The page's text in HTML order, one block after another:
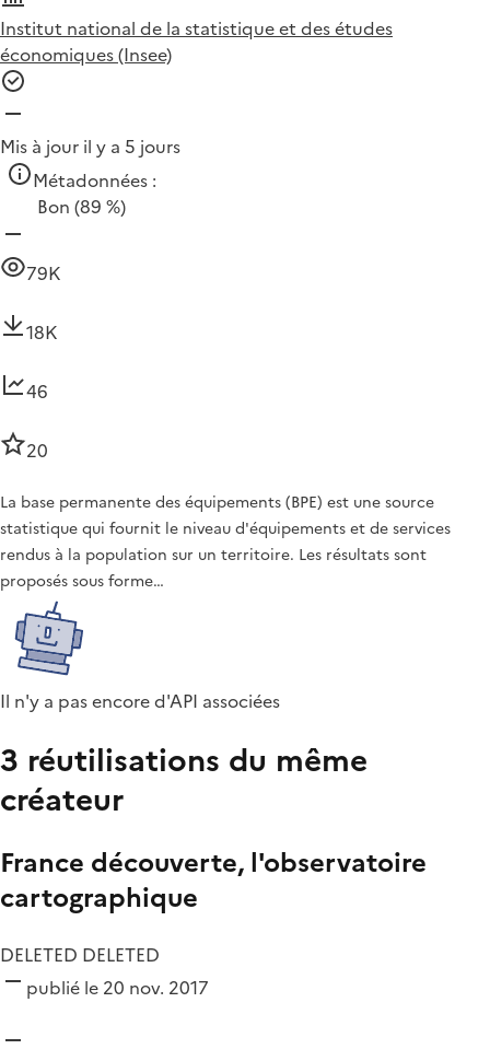
Institut national de la statistique et des études
économiques (Insee)
Mis à jour il y a 5 jours
Métadonnées :
Bon (89 %)
79K
18K
46
20
La base permanente des équipements (BPE) est une source
statistique qui fournit le niveau d'équipements et de services
rendus à la population sur un territoire. Les résultats sont
proposés sous forme…
Il n'y a pas encore d'API associées
3 réutilisations du même
créateur
France découverte, l'observatoire
cartographique
DELETED DELETED
publié le 20 nov. 2017